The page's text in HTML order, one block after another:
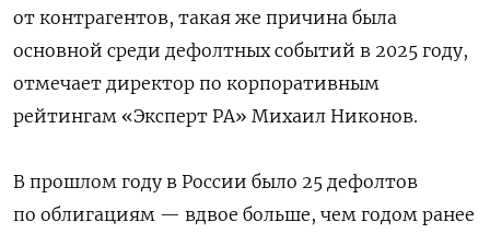
от контрагентов, такая же причина была
основной среди дефолтных событий ⁠в 2025 году,
отмечает директор по корпоративным
рейтингам «Эксперт РА» Михаил Никонов.
В прошлом году в России было 25 дефолтов
по облигациям — вдвое больше, чем годом ранее